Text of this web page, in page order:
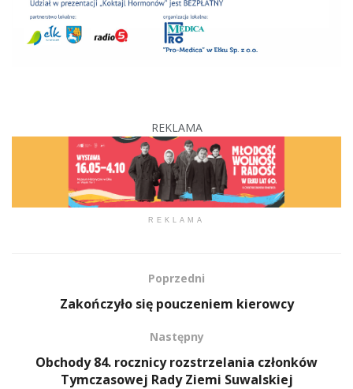
REKLAMA
REKLAMA
Poprzedni
Zakończyło się pouczeniem kierowcy
Następny
Obchody 84. rocznicy rozstrzelania członków
Tymczasowej Rady Ziemi Suwalskiej